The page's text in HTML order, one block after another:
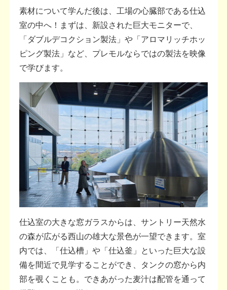
素材について学んだ後は、工場の心臓部である仕込
室の中へ！まずは、新設された巨大モニターで、
「ダブルデコクション製法」や「アロマリッチホッ
ピング製法」など、プレモルならではの製法を映像
で学びます。
仕込室の大きな窓ガラスからは、サントリー天然水
の森が広がる西山の雄大な景色が一望できます。室
内では、「仕込槽」や「仕込釜」といった巨大な設
備を間近で見学することができ、タンクの窓から内
部を覗くことも。できあがった麦汁は配管を通って